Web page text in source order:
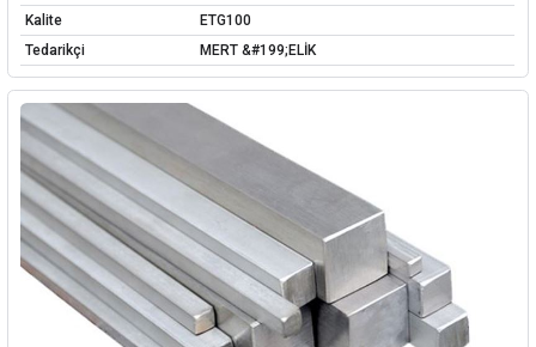
Kalite
ETG100
Tedarikçi
MERT &#199;ELİK